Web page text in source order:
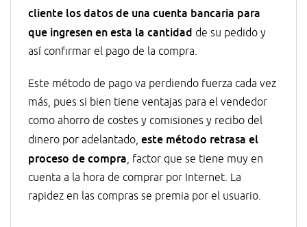
cliente los datos de una cuenta bancaria para
que ingresen en esta la cantidad de su pedido y
así confirmar el pago de la compra.
Este método de pago va perdiendo fuerza cada vez
más, pues si bien tiene ventajas para el vendedor
como ahorro de costes y comisiones y recibo del
dinero por adelantado, este método retrasa el
proceso de compra, factor que se tiene muy en
cuenta a la hora de comprar por Internet. La
rapidez en las compras se premia por el usuario.